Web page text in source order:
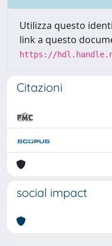
Utilizza questo
link a questo
https://
Citazioni
social impact